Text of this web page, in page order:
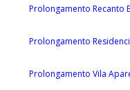
Prolongamento Recanto
Prolongamento
Prolongamento Vila